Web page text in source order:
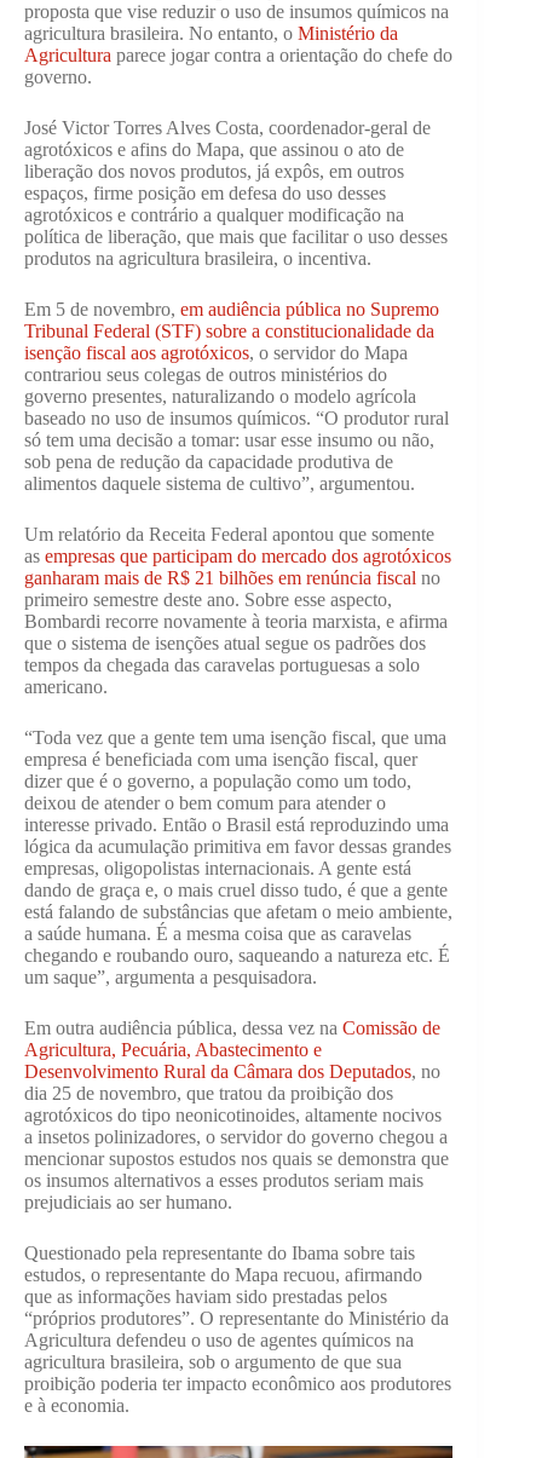
proposta que vise reduzir o uso de insumos químicos na
agricultura brasileira. No entanto, o Ministério da
Agricultura parece jogar contra a orientação do chefe do
governo.
José Victor Torres Alves Costa, coordenador-geral de
agrotóxicos e afins do Mapa, que assinou o ato de
liberação dos novos produtos, já expôs, em outros
espaços, firme posição em defesa do uso desses
agrotóxicos e contrário a qualquer modificação na
política de liberação, que mais que facilitar o uso desses
produtos na agricultura brasileira, o incentiva.
Em 5 de novembro, em audiência pública no Supremo
Tribunal Federal (STF) sobre a constitucionalidade da
isenção fiscal aos agrotóxicos, o servidor do Mapa
contrariou seus colegas de outros ministérios do
governo presentes, naturalizando o modelo agrícola
baseado no uso de insumos químicos. “O produtor rural
só tem uma decisão a tomar: usar esse insumo ou não,
sob pena de redução da capacidade produtiva de
alimentos daquele sistema de cultivo”, argumentou.
Um relatório da Receita Federal apontou que somente
as empresas que participam do mercado dos agrotóxicos
ganharam mais de R$ 21 bilhões em renúncia fiscal no
primeiro semestre deste ano. Sobre esse aspecto,
Bombardi recorre novamente à teoria marxista, e afirma
que o sistema de isenções atual segue os padrões dos
tempos da chegada das caravelas portuguesas a solo
americano.
“Toda vez que a gente tem uma isenção fiscal, que uma
empresa é beneficiada com uma isenção fiscal, quer
dizer que é o governo, a população como um todo,
deixou de atender o bem comum para atender o
interesse privado. Então o Brasil está reproduzindo uma
lógica da acumulação primitiva em favor dessas grandes
empresas, oligopolistas internacionais. A gente está
dando de graça e, o mais cruel disso tudo, é que a gente
está falando de substâncias que afetam o meio ambiente,
a saúde humana. É a mesma coisa que as caravelas
chegando e roubando ouro, saqueando a natureza etc. É
um saque”, argumenta a pesquisadora.
Em outra audiência pública, dessa vez na Comissão de
Agricultura, Pecuária, Abastecimento e
Desenvolvimento Rural da Câmara dos Deputados, no
dia 25 de novembro, que tratou da proibição dos
agrotóxicos do tipo neonicotinoides, altamente nocivos
a insetos polinizadores, o servidor do governo chegou a
mencionar supostos estudos nos quais se demonstra que
os insumos alternativos a esses produtos seriam mais
prejudiciais ao ser humano.
Questionado pela representante do Ibama sobre tais
estudos, o representante do Mapa recuou, afirmando
que as informações haviam sido prestadas pelos
“próprios produtores”. O representante do Ministério da
Agricultura defendeu o uso de agentes químicos na
agricultura brasileira, sob o argumento de que sua
proibição poderia ter impacto econômico aos produtores
e à economia.